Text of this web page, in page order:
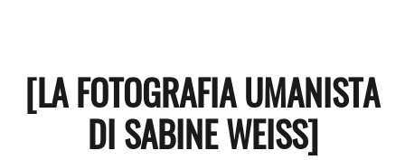
[LA FOTOGRAFIA UMANISTA
DI SABINE WEISS]